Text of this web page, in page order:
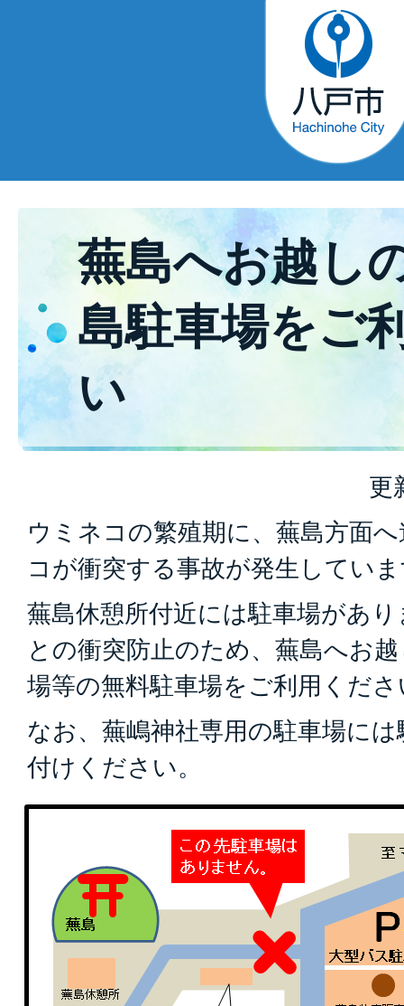
蕪島へお越し
島駐車場をご
い
更
ウミネコの繁殖期に、蕪島方面
コが衝突する事故が発生してい
蕪島休憩所付近には駐車場があ
との衝突防止のため、蕪島へお
場等の無料駐車場をご利用くだ
なお、蕪嶋神社専用の駐車場に
付けください。